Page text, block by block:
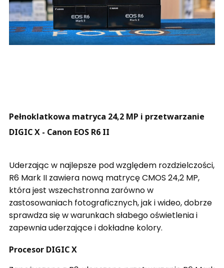
Pełnoklatkowa matryca 24,2 MP i przetwarzanie
DIGIC X - Canon EOS R6 II
Uderzając w najlepsze pod względem rozdzielczości,
R6 Mark II zawiera nową matrycę CMOS 24,2 MP,
która jest wszechstronna zarówno w
zastosowaniach fotograficznych, jak i wideo, dobrze
sprawdza się w warunkach słabego oświetlenia i
zapewnia uderzające i dokładne kolory.
Procesor DIGIC X